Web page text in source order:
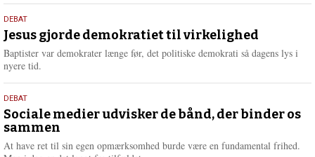
e
r
18.
maj
2026
DEBAT
Jesus gjorde demokratiet til virkelighed
Baptister var demokrater længe før, det politiske demokrati så dagens lys i
nyere tid.
18.
maj
2026
DEBAT
Sociale medier udvisker de bånd, der binder os
sammen
At have ret til sin egen opmærksomhed burde være en fundamental frihed.